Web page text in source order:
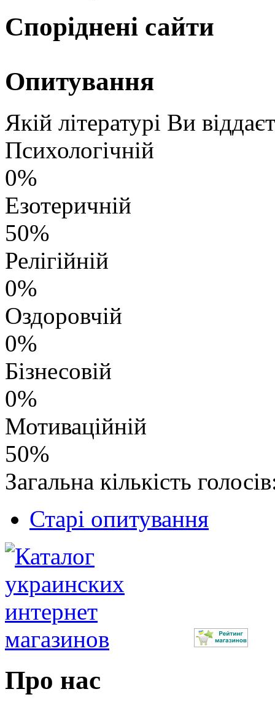
Споріднені сайти
Опитування
Якій літературі Ви
Психологічній
0%
Езотеричній
50%
Релігійній
0%
Оздоровчій
0%
Бізнесовій
0%
Мотиваційній
50%
Загальна кількість
Старі опитування
Про нас